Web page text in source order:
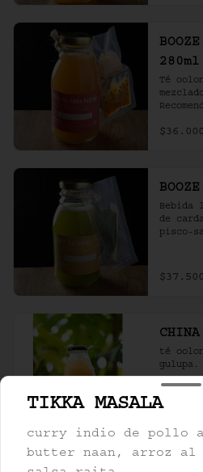
280ml
Té
con
$36.000
Bebida
de
pisco-
con
$37.500
té
gulupa.
TIKKA MASALA
curry indio de pollo
butter naan, arroz al